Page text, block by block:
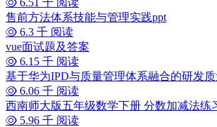
售前方法体系技能与管理实践ppt
6.3 千 阅读
vue面试题及答案
6.15 千 阅读
基于华为IPD与质量管理体系融合的研发
6.06 千 阅读
西南师大版五年级数学下册 分数加减法练
5.96 千 阅读